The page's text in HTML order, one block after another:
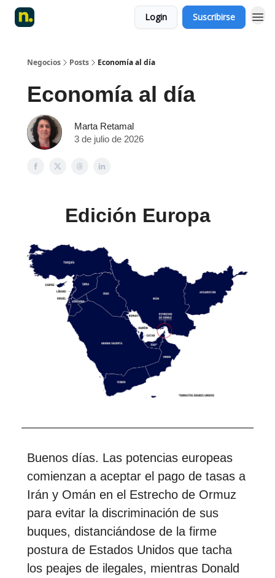
Login Suscribirse
Negocios Posts Economía al día
Economía al día
Marta Retamal
3 de julio de 2026
Edición Europa
Buenos días. Las potencias europeas
comienzan a aceptar el pago de tasas a
Irán y Omán en el Estrecho de Ormuz
para evitar la discriminación de sus
buques, distanciándose de la firme
postura de Estados Unidos que tacha
los peajes de ilegales, mientras Donald